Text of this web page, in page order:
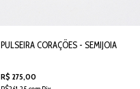
PULSEIRA CORAÇÕES - SEMIJOIA
R$ 275,00